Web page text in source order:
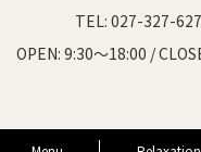
TEL: 027-327-
OPEN: 9:30～18:00 /